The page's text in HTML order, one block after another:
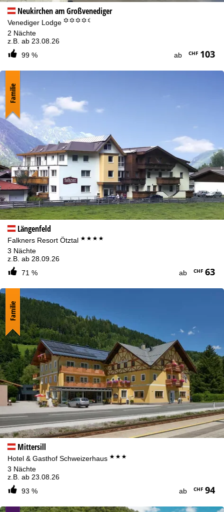
Neukirchen am Großvenediger
Venediger Lodge °°°°.
2 Nächte
z.B. ab 23.08.26
99 %
ab CHF103
Längenfeld
Falkners Resort Ötztal ****
3 Nächte
z.B. ab 28.09.26
71 %
ab CHF63
Familie
Mittersill
Hotel & Gasthof Schweizerhaus ***
3 Nächte
z.B. ab 23.08.26
93 %
ab CHF94
Familie